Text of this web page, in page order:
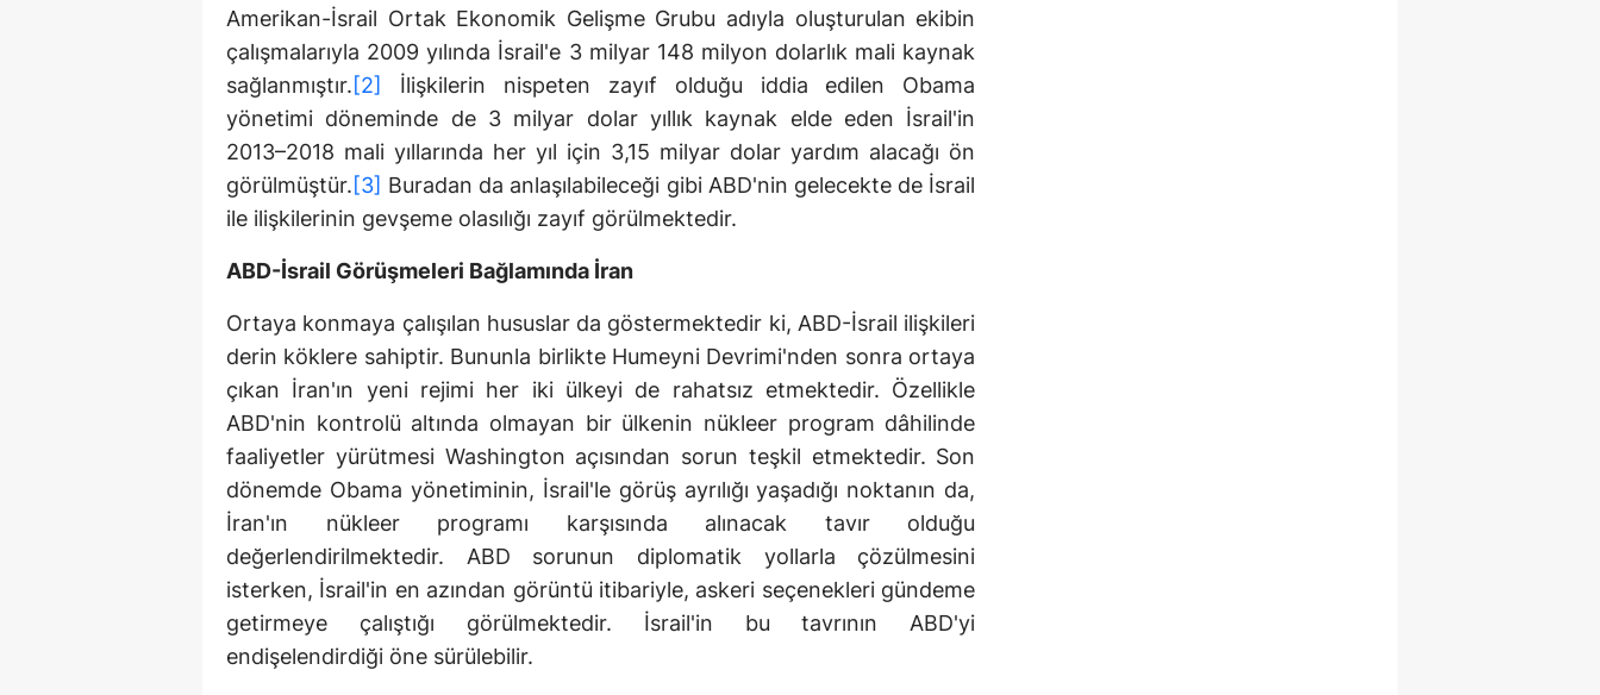
Amerikan-İsrail Ortak Ekonomik Gelişme Grubu adıyla oluşturulan ekibin
çalışmalarıyla 2009 yılında İsrail'e 3 milyar 148 milyon dolarlık mali kaynak
sağlanmıştır.[2]
İlişkilerin nispeten zayıf olduğu iddia edilen Obama
yönetimi döneminde de 3 milyar dolar yıllık kaynak elde eden İsrail'in
2013–2018 mali yıllarında her yıl için 3,15 milyar dolar yardım alacağı ön
görülmüştür.[3] Buradan da anlaşılabileceği gibi ABD'nin gelecekte de İsrail
ile ilişkilerinin gevşeme olasılığı zayıf görülmektedir.
ABD-İsrail Görüşmeleri Bağlamında İran
Ortaya konmaya çalışılan hususlar da göstermektedir ki, ABD-İsrail ilişkileri
derin köklere sahiptir. Bununla birlikte Humeyni Devrimi'nden sonra ortaya
çıkan İran'ın yeni rejimi her iki ülkeyi de rahatsız etmektedir. Özellikle
ABD'nin kontrolü altında olmayan bir ülkenin nükleer program dâhilinde
faaliyetler yürütmesi Washington açısından sorun teşkil etmektedir. Son
dönemde Obama yönetiminin, İsrail'le görüş ayrılığı yaşadığı noktanın da,
İran'ın nükleer programı karşısında alınacak tavır olduğu
değerlendirilmektedir. ABD sorunun diplomatik yollarla çözülmesini
isterken, İsrail'in en azından görüntü itibariyle, askeri seçenekleri gündeme
getirmeye çalıştığı görülmektedir. İsrail'in bu tavrının ABD'yi
endişelendirdiği öne sürülebilir.